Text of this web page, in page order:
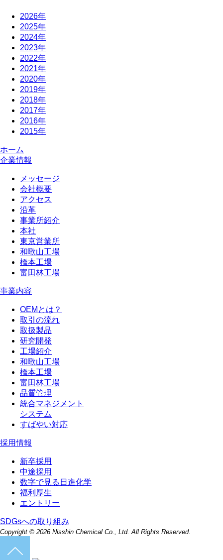
2026年
2025年
2024年
2023年
2022年
2021年
2020年
2019年
2018年
2017年
2016年
2015年
ホーム
企業情報
メッセージ
会社概要
アクセス
沿革
事業所紹介
本社
東京営業所
和歌山工場
橋本工場
富田林工場
事業内容
OEMとは？
取引の流れ
取扱製品
研究開発
工場紹介
和歌山工場
橋本工場
富田林工場
品質管理
統合マネジメント
システム
すばやい対応
採用情報
新卒採用
中途採用
数字で見る日進化学
福利厚生
エントリー
SDGsへの取り組み
Copyright © 2026 Nisshin Chemical Co., Ltd. All Rights Reserved.